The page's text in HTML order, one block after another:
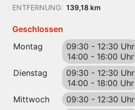
ENTFERNUNG: 139,18 km
Geschlossen
Montag
09:30 - 12:30 Uhr
14:00 - 16:00 Uhr
Dienstag
09:30 - 12:30 Uhr
14:00 - 18:00 Uhr
Mittwoch
09:30 - 12:30 Uhr